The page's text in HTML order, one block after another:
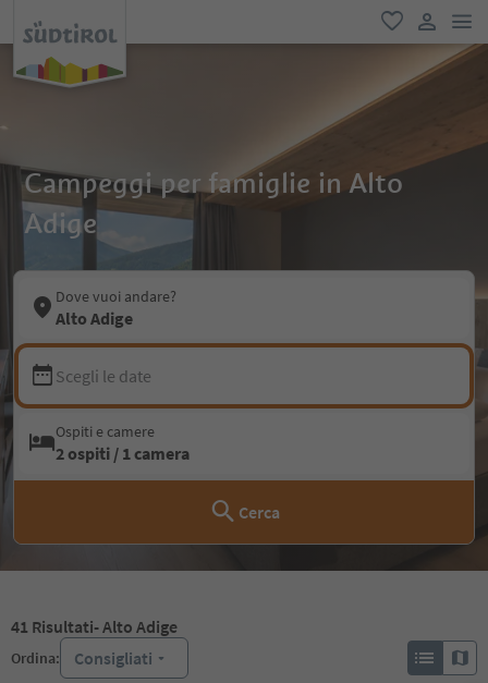
favoriti
user link
Campeggi per famiglie in Alto
Adige
Dove vuoi andare?
Alto Adige
Scegli le date
Ospiti e camere
2 ospiti / 1 camera
Cerca
41 Risultati- Alto Adige
Ordina: Consigliati